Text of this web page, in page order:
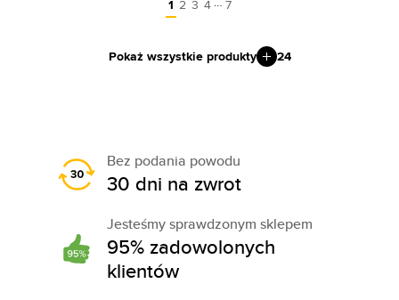
1 2 3 4 7
Pokaż wszystkie produkty 24
Bez podania powodu
30 dni na zwrot
Jesteśmy sprawdzonym sklepem
95% zadowolonych
klientów